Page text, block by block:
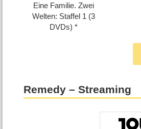
Eine Familie. Zwei
Welten: Staffel 1 (3
DVDs)
Remedy – Streaming